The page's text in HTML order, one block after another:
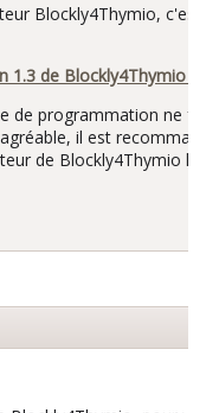
Blockly4Thymio,
1.3 de Blockly4Thymio
de programmation ne
il est
de Blockly4Thymio